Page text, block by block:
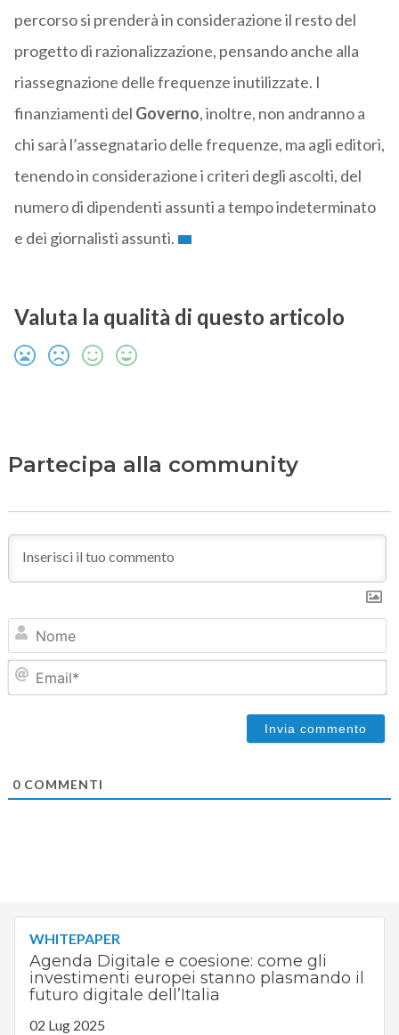
percorso si prenderà in considerazione il resto del
progetto di razionalizzazione, pensando anche alla
riassegnazione delle frequenze inutilizzate. I
finanziamenti del Governo, inoltre, non andranno a
chi sarà l’assegnatario delle frequenze, ma agli editori,
tenendo in considerazione i criteri degli ascolti, del
numero di dipendenti assunti a tempo indeterminato
e dei giornalisti assunti.
Valuta la qualità di questo articolo
Partecipa alla community
0COMMENTI
WHITEPAPER
Agenda Digitale e coesione: come gli
investimenti europei stanno plasmando il
futuro digitale dell’Italia
02 Lug 2025